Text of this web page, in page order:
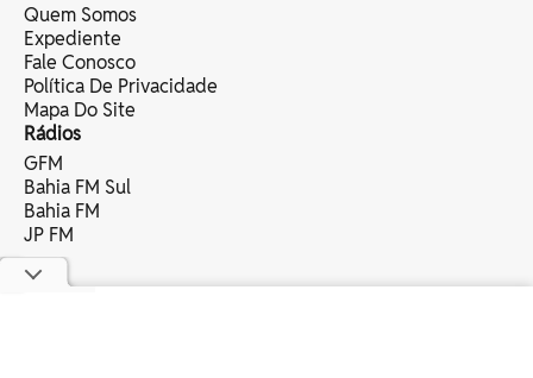
Quem Somos
Expediente
Fale Conosco
Política De Privacidade
Mapa Do Site
Rádios
GFM
Bahia FM Sul
Bahia FM
JP FM